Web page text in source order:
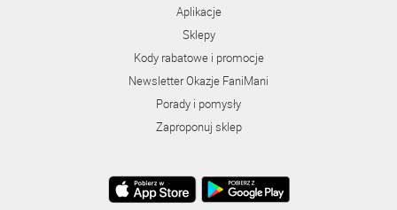
Aplikacje
Sklepy
Kody rabatowe i promocje
Newsletter Okazje FaniMani
Porady i pomysły
Zaproponuj sklep